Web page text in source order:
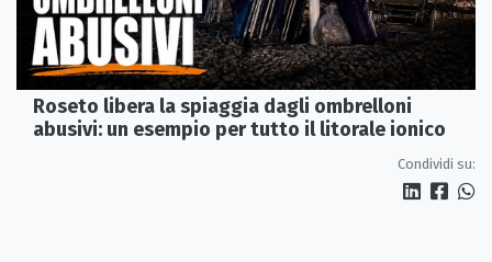
Roseto libera la spiaggia dagli ombrelloni
abusivi: un esempio per tutto il litorale ionico
Condividi su: